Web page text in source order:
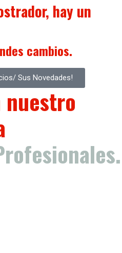
hay un
cambios.
Sus Novedades!